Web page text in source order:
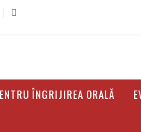
ÎNGRIJIREA ORALĂ